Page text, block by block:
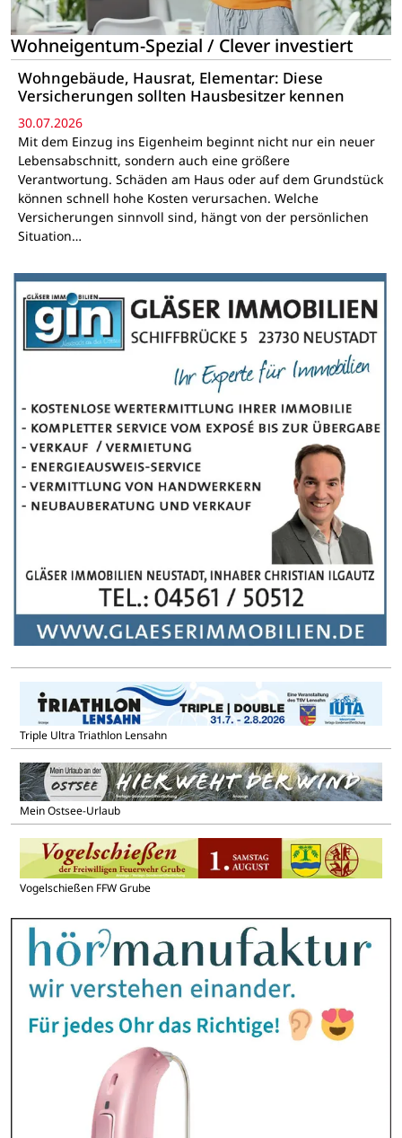
Wohneigentum-Spezial / Clever investiert
Wohngebäude, Hausrat, Elementar: Diese
Versicherungen sollten Hausbesitzer kennen
30.07.2026
Mit dem Einzug ins Eigenheim beginnt nicht nur ein neuer
Lebensabschnitt, sondern auch eine größere
Verantwortung. Schäden am Haus oder auf dem Grundstück
können schnell hohe Kosten verursachen. Welche
Versicherungen sinnvoll sind, hängt von der persönlichen
Situation…
Triple Ultra Triathlon Lensahn
Mein Ostsee-Urlaub
Vogelschießen FFW Grube